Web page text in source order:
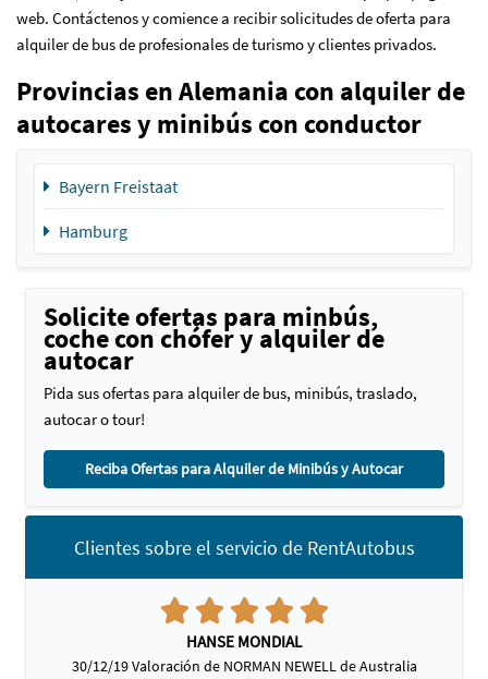
web. Contáctenos y comience a recibir solicitudes de oferta para
alquiler de bus de profesionales de turismo y clientes privados.
Provincias en Alemania con alquiler de
autocares y minibús con conductor
Bayern Freistaat
Hamburg
Solicite ofertas para minbús,
coche con chófer y alquiler de
autocar
Pida sus ofertas para alquiler de bus, minibús, traslado,
autocar o tour!
Reciba Ofertas para Alquiler de Minibús y Autocar
Clientes sobre el servicio de RentAutobus
HANSE MONDIAL
30/12/19 Valoración de NORMAN NEWELL de Australia